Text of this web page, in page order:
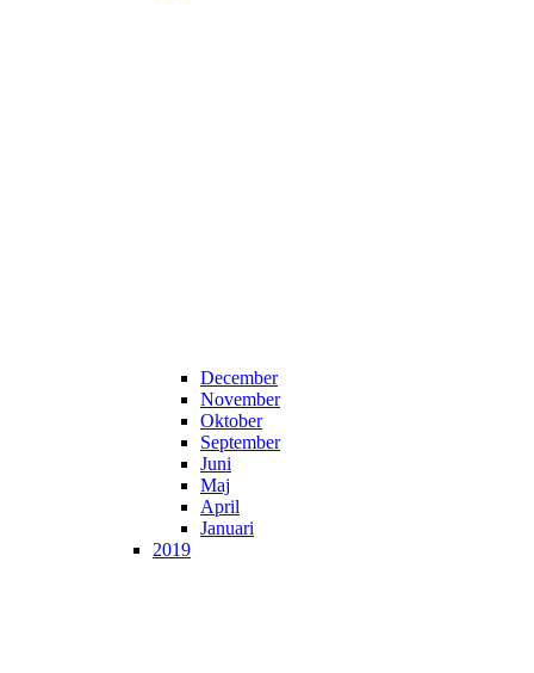
December
November
Oktober
September
Juni
Maj
April
Januari
2019